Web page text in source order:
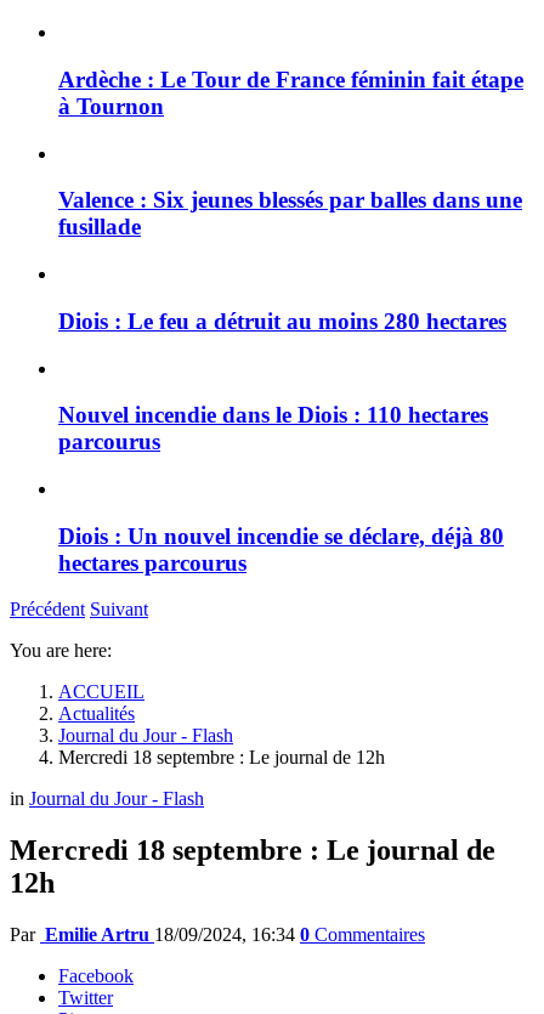
Ardèche : Le Tour de France féminin fait étape
à Tournon
Valence : Six jeunes blessés par balles dans une
fusillade
Diois : Le feu a détruit au moins 280 hectares
Nouvel incendie dans le Diois : 110 hectares
parcourus
Diois : Un nouvel incendie se déclare, déjà 80
hectares parcourus
Précédent Suivant
You are here:
ACCUEIL
Actualités
Journal du Jour - Flash
Mercredi 18 septembre : Le journal de 12h
in Journal du Jour - Flash
Mercredi 18 septembre : Le journal de
12h
Par Emilie Artru 18/09/2024, 16:34 0 Commentaires
Facebook
Twitter